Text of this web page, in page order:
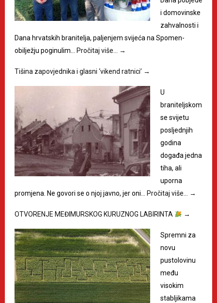
i domovinske
zahvalnosti i
Dana hrvatskih branitelja, paljenjem svijeća na Spomen-
obilježju poginulim… Pročitaj više… →
Tišina zapovjednika i glasni ‘vikend ratnici’ →
U
braniteljskom
se svijetu
posljednjih
godina
događa jedna
tiha, ali
uporna
promjena. Ne govori se o njoj javno, jer oni… Pročitaj više… →
OTVORENJE MEĐIMURSKOG KURUZNOG LABIRINTA →
Spremni za
novu
pustolovinu
među
visokim
stabljikama